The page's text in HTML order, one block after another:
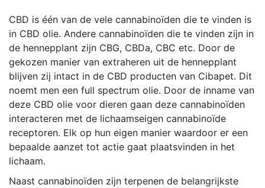
CBD is één van de vele cannabinoïden die te vinden is
in CBD olie. Andere cannabinoïden die te vinden zijn in
de hennepplant zijn CBG, CBDa, CBC etc. Door de
gekozen manier van extraheren uit de hennepplant
blijven zij intact in de CBD producten van Cibapet. Dit
noemt men een full spectrum olie. Door de inname van
deze CBD olie voor dieren gaan deze cannabinoïden
interacteren met de lichaamseigen cannabinoïde
receptoren. Elk op hun eigen manier waardoor er een
bepaalde aanzet tot actie gaat plaatsvinden in het
lichaam.
Naast cannabinoïden zijn terpenen de belangrijkste